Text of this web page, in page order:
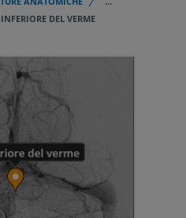
DEL VERME